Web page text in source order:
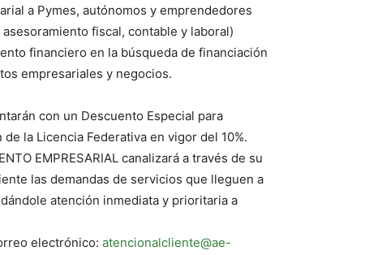
a Pymes, autónomos y emprendedores
fiscal, contable y laboral)
financiero en la búsqueda de financiación
empresariales y negocios.
con un Descuento Especial para
la Licencia Federativa en vigor del 10%.
EMPRESARIAL canalizará a través de su
las demandas de servicios que lleguen a
atención inmediata y prioritaria a
electrónico: atencionalcliente@ae-